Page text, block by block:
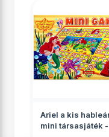
Ariel a kis
mini társasjáték